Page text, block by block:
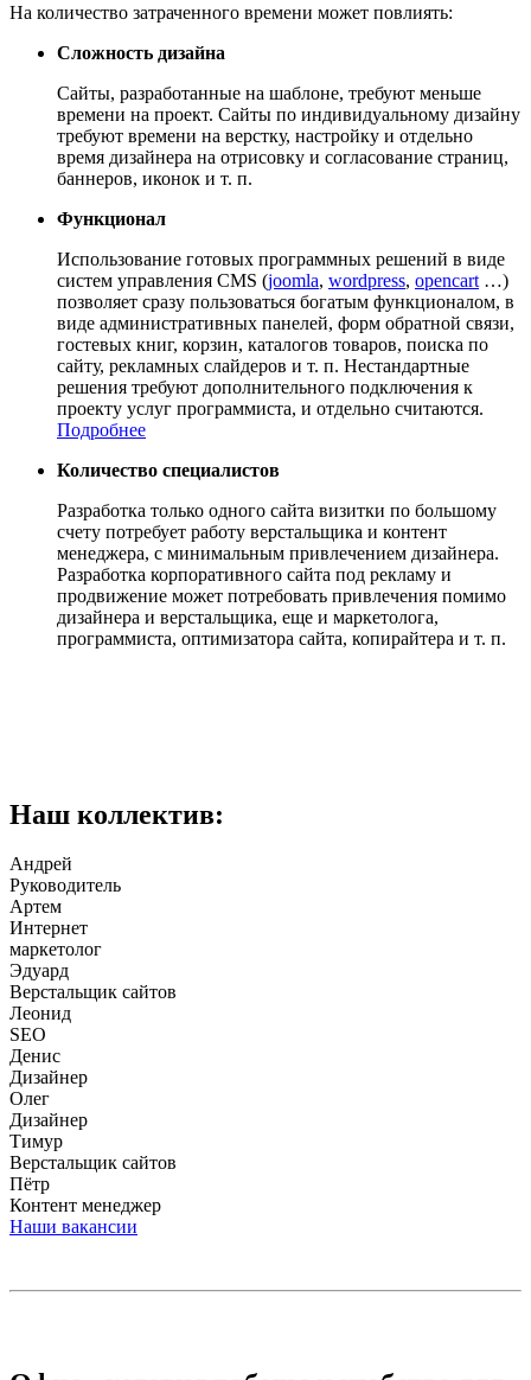
На количество затраченного времени может повлиять:
Сложность дизайна
Сайты, разработанные на шаблоне, требуют меньше
времени на проект. Сайты по индивидуальному дизайну
требуют времени на верстку, настройку и отдельно
время дизайнера на отрисовку и согласование страниц,
баннеров, иконок и т. п.
Функционал
Использование готовых программных решений в виде
систем управления CMS (joomla, wordpress, opencart …)
позволяет сразу пользоваться богатым функционалом, в
виде административных панелей, форм обратной связи,
гостевых книг, корзин, каталогов товаров, поиска по
сайту, рекламных слайдеров и т. п. Нестандартные
решения требуют дополнительного подключения к
проекту услуг программиста, и отдельно считаются.
Подробнее
Количество специалистов
Разработка только одного сайта визитки по большому
счету потребует работу верстальщика и контент
менеджера, с минимальным привлечением дизайнера.
Разработка корпоративного сайта под рекламу и
продвижение может потребовать привлечения помимо
дизайнера и верстальщика, еще и маркетолога,
программиста, оптимизатора сайта, копирайтера и т. п.
Наш коллектив:
Андрей
Руководитель
Артем
Интернет
маркетолог
Эдуард
Верстальщик сайтов
Леонид
SEO
Денис
Дизайнер
Олег
Дизайнер
Тимур
Верстальщик сайтов
Пётр
Контент менеджер
Наши вакансии